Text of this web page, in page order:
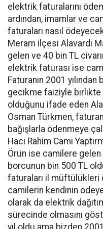
elektrik faturalarını
ardından, imamlar ve
faturaları nasıl
Meram ilçesi Alavardı
gelen ve 40 bin TL
elektrik faturası ise
Faturanın 2001
gecikme faiziyle birlikte
olduğunu ifade eden
Osman Türkmen,
bağışlarla ödenmeye
Hacı Rahim Cami
Örün ise camilere
borcunun bin 500 TL
faturaları il müftülükleri
camilerin kendinin
olarak da elektrik
sürecinde olmasını
yıl oldu ama bizden